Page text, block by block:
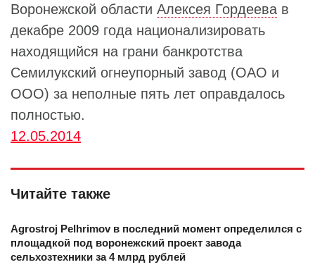
Воронежской области Алексея Гордеева в
декабре 2009 года национализировать
находящийся на грани банкротства
Семилукский огнеупорный завод (ОАО и
ООО) за неполные пять лет оправдалось
полностью.
12.05.2014
Читайте также
Agrostroj Pelhrimov в последний момент определился с
площадкой под воронежский проект завода
сельхозтехники за 4 млрд рублей